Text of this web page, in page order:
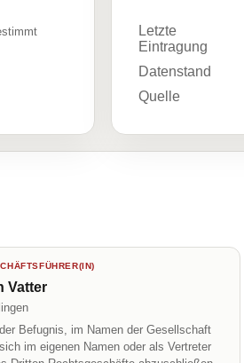
Letzte
Eintragung
Datenstand
Quelle
Vatter
Befugnis, im Namen der Gesellschaft
im eigenen Namen oder als Vertreter